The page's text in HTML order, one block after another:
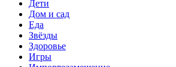
Дети
Дом и сад
Еда
Звёзды
Здоровье
Игры